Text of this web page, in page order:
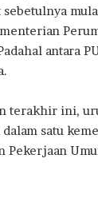
antara
terakhir ini,
satu
Pekerjaan